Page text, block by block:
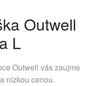
Outwell
L
Outwell vás zaujme
nízkou cenou.